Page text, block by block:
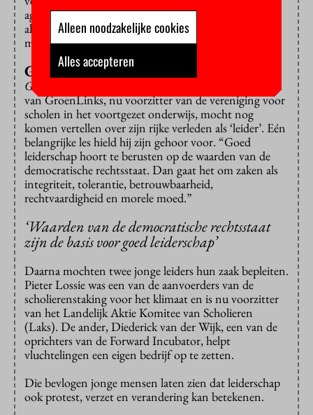
agressie moet legitimeren, dreigt het gevaar dat wij
allemaal weer meelopers en profiteurs worden van
misdadige regimes.”
Goed leiderschap
Good-old
van GroenLinks, nu voorzitter van de vereniging voor
scholen in het voortgezet onderwijs, mocht nog
komen vertellen over zijn rijke verleden als ‘leider’. Eén
belangrijke les hield hij zijn gehoor voor. “Goed
leiderschap hoort te berusten op de waarden van de
democratische rechtsstaat. Dan gaat het om zaken als
integriteit, tolerantie, betrouwbaarheid,
rechtvaardigheid en morele moed.”
‘Waarden van de democratische rechtsstaat
zijn de basis voor goed leiderschap’
Daarna mochten twee jonge leiders hun zaak bepleiten.
Pieter Lossie was een van de aanvoerders van de
scholierenstaking voor het klimaat en is nu voorzitter
van het Landelijk Aktie Komitee van Scholieren
(Laks). De ander, Diederick van der Wijk, een van de
oprichters van de Forward Incubator, helpt
vluchtelingen een eigen bedrijf op te zetten.
Die bevlogen jonge mensen laten zien dat leiderschap
ook protest, verzet en verandering kan betekenen.
Alleen noodzakelijke cookies
Alles accepteren